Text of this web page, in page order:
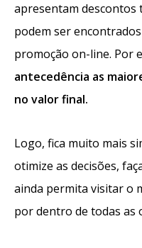
apresentam descontos
podem ser
promoção on-line. Por
antecedência as
no valor final.
Logo, fica muito mais
otimize as decisões,
ainda permita visitar o
por dentro de todas as